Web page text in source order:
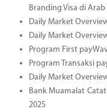
Branding Visa di Arab
Daily Market
Daily Market
Program First
Program Transaksi
Daily Market
Bank Muamalat
2025